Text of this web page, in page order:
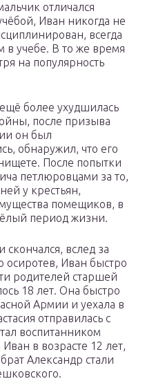
отличался
Иван никогда не
всегда
в учебе. В то же время
на популярность
более ухудшилась
после призыва
он был
обнаружил, что его
После попытки
петлюровцами за то,
у крестьян,
помещиков, в
период жизни.
вслед за
осиротев, Иван быстро
родителей старшей
18 лет. Она быстро
Армии и уехала в
отправилась с
воспитанником
в возрасте 12 лет,
Александр стали